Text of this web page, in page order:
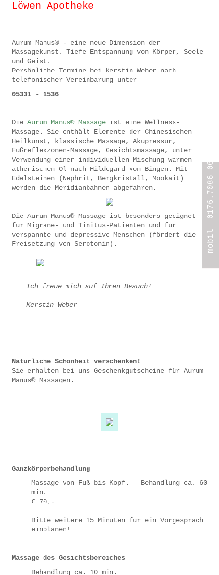
mobil 0176.7086 0005
Löwen Apotheke
Aurum Manus® - eine neue Dimension der
Massagekunst. Tiefe Entspannung von Körper, Seele
und Geist.
Persönliche Termine bei Kerstin Weber nach
telefonischer Vereinbarung unter
05331 - 1536
Die Aurum Manus® Massageist eine Wellness-
Massage. Sie enthält Elemente der Chinesischen
Heilkunst, klassische Massage, Akupressur,
Fußreflexzonen-Massage, Gesichtsmassage, unter
Verwendung einer individuellen Mischung warmen
ätherischen Öl nach Hildegard von Bingen. Mit
Edelsteinen (Nephrit, Bergkristall, Mookait)
werden die Meridianbahnen abgefahren.
Die Aurum Manus® Massage ist besonders geeignet
für Migräne- und Tinitus-Patienten und für
verspannte und depressive Menschen (fördert die
Freisetzung von Serotonin).
Ich freue mich auf Ihren Besuch!
Kerstin Weber
Natürliche Schönheit verschenken!
Sie erhalten bei uns Geschenkgutscheine für Aurum
Manus® Massagen.
Ganzkörperbehandlung
Massage von Fuß bis Kopf. – Behandlung ca. 60
min.
€ 70,-
Bitte weitere 15 Minuten für ein Vorgespräch
einplanen!
Massage des Gesichtsbereiches
Behandlung ca. 10 min.